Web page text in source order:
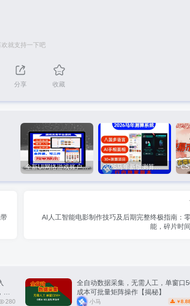
欢就支持一下吧
分享 收藏
全新UI网络游戏账户交易平台系统 全开源版本 2026马年新版测算系统源码
AI人工智能电影制作技巧及后期完整终极指南：
能，碎片时
280
全自动数据采集，无需人工，单窗口
成本可批量矩阵操作【揭秘】
小马 ￥ 8.88